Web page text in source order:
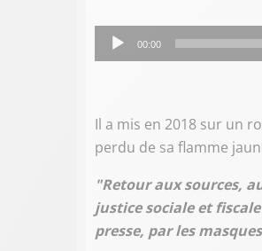
Lecteur
audio
00:00
Il a mis en 2018 sur un
perdu de sa flamme
"Retour aux sources,
justice sociale et
presse, par les